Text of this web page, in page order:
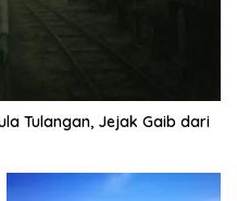
Tulangan, Jejak Gaib dari